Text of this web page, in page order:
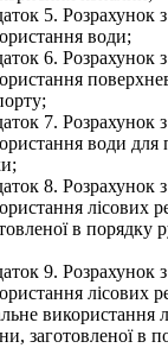
5. Розрахунок
води;
6. Розрахунок
7. Розрахунок
води для
8. Розрахунок
лісових
в порядку
9. Розрахунок
лісових
використання
заготовленої в